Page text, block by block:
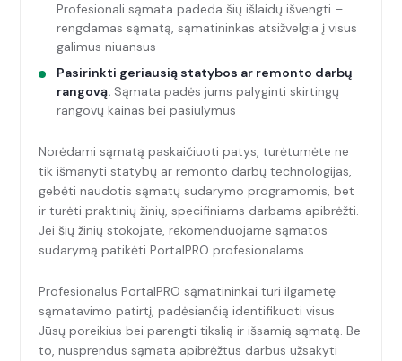
Profesionali sąmata padeda šių išlaidų išvengti –
rengdamas sąmatą, sąmatininkas atsižvelgia į visus
galimus niuansus
Pasirinkti geriausią statybos ar remonto darbų
rangovą. Sąmata padės jums palyginti skirtingų
rangovų kainas bei pasiūlymus
Norėdami sąmatą paskaičiuoti patys, turėtumėte ne
tik išmanyti statybų ar remonto darbų technologijas,
gebėti naudotis sąmatų sudarymo programomis, bet
ir turėti praktinių žinių, specifiniams darbams apibrėžti.
Jei šių žinių stokojate, rekomenduojame sąmatos
sudarymą patikėti PortalPRO profesionalams.
Profesionalūs PortalPRO sąmatininkai turi ilgametę
sąmatavimo patirtį, padėsiančią identifikuoti visus
Jūsų poreikius bei parengti tikslią ir išsamią sąmatą. Be
to, nusprendus sąmata apibrėžtus darbus užsakyti